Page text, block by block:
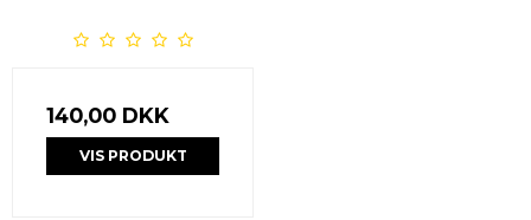
140,00 DKK
VIS PRODUKT